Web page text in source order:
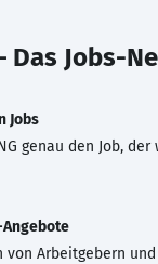
Das Jobs-
Jobs
genau den Job,
von Arbeitgebern